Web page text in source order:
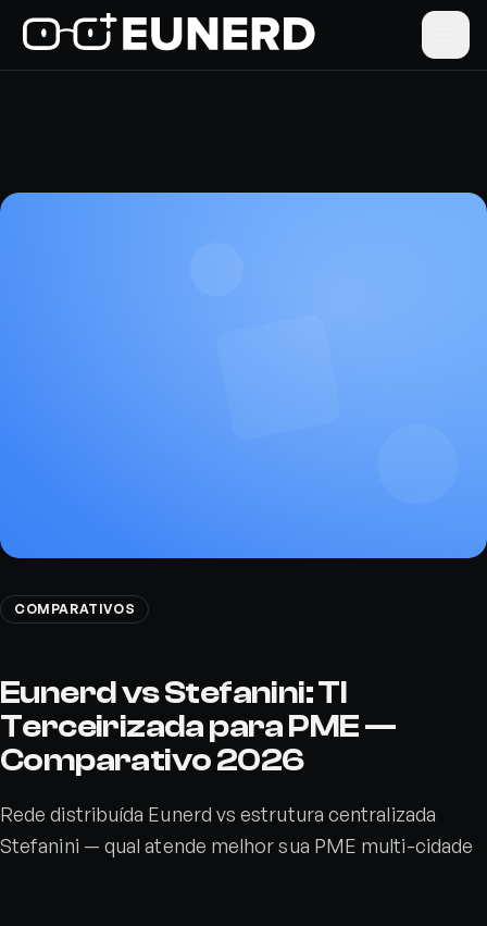
COMPARATIVOS
Eunerd vs Stefanini: TI
Terceirizada para PME —
Comparativo 2026
Rede distribuída Eunerd vs estrutura centralizada
Stefanini — qual atende melhor sua PME multi-cidade